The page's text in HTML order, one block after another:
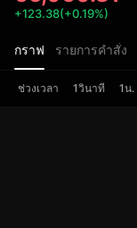
+123.38(+0.19%)
กราฟ รายการคำสั่ง
ช่วงเวลา 1วินาที 1น.